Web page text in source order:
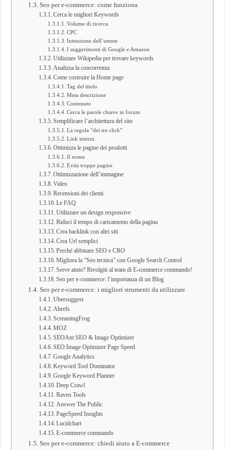
Seo per e-commerce: come funziona
Cerca le migliori Keywords
Volume di ricerca
CPC
Intenzione dell’utente
I suggerimenti di Google e Amazon
Utilizzare Wikipedia per trovare keywords
Analizza la concorrenza
Come costruire la Home page
Tag del titolo
Meta descrizione
Contenuto
Cerca le parole chiave in forum
Semplificare l’architettura del sito
La regola “dei tre click”
Link interni
Ottimizza le pagine dei prodotti
Il nome
Evita troppe pagine
Ottimizzazione dell’immagine
Video
Recensioni dei clienti
Le FAQ
Utilizzare un design responsive
Riduci il tempo di caricamento della pagina
Crea backlink con altri siti
Crea Url semplici
Perché abbinare SEO e CRO
Migliora la “Seo tecnica” con Google Search Control
Serve aiuto? Rivolgiti al team di E-commerce commando!
Seo per e-commerce: l’importanza di un Blog
Seo per e-commerce: i migliori strumenti da utilizzare
Ubersuggest
Ahrefs
ScreamingFrog
MOZ
SEOAnt SEO & Image Optimizer
SEO:Image Optimizer Page Speed
Google Analytics
Keyword Tool Dominator
Google Keyword Planner
Deep Crawl
Raven Tools
Answer The Public
PageSpeed Insights
Lucidchart
E-commerce commando
Seo per e-commerce: chiedi aiuto a E-commerce